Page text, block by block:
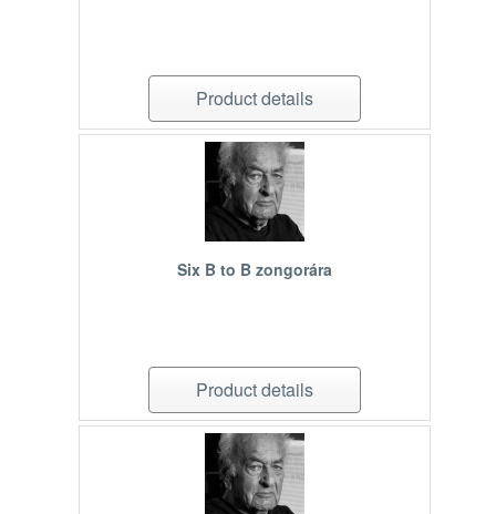
Product details
Six B to B zongorára
Product details